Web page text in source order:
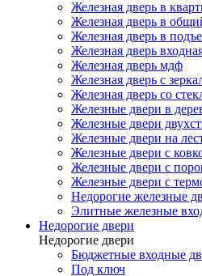
Железная дверь в
Железная дверь в
Железная дверь в
Железная дверь
Железная дверь мдф
Железная дверь с
Железная дверь со
Железные двери в
Железные двери
Железные двери на
Железные двери с
Железные двери с
Железные двери с
Недорогие железные
Элитные железные
Недорогие двери
Недорогие двери
Бюджетные входные
Под ключ